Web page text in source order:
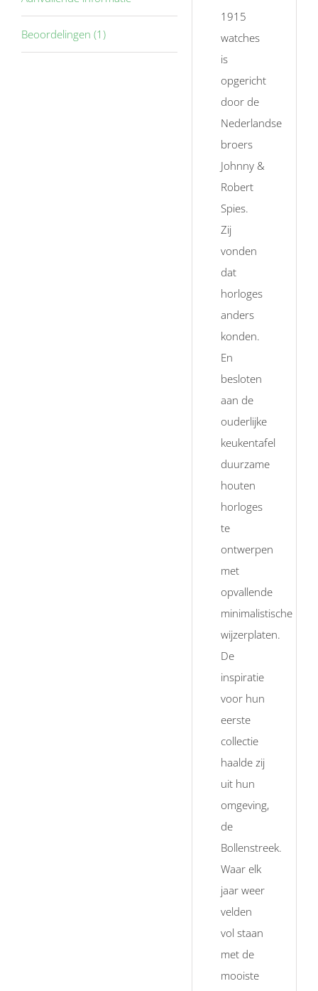
Beoordelingen (1)
1915
watches
is
opgericht
door de
Nederlandse
broers
Johnny &
Robert
Spies.
Zij
vonden
dat
horloges
anders
konden.
En
besloten
aan de
ouderlijke
keukentafel
duurzame
houten
horloges
te
ontwerpen
met
opvallende
minimalistische
wijzerplaten.
De
inspiratie
voor hun
eerste
collectie
haalde zij
uit hun
omgeving,
de
Bollenstreek.
Waar elk
jaar weer
velden
vol staan
met de
mooiste